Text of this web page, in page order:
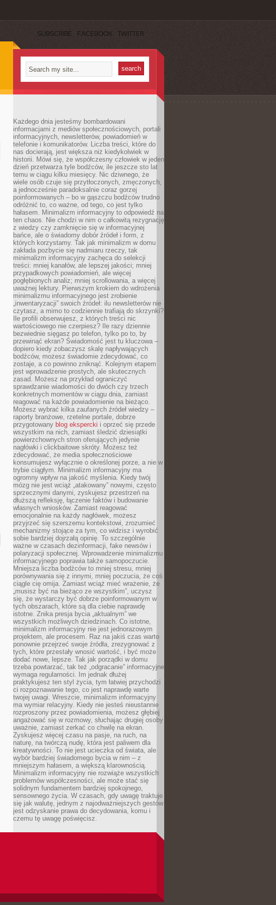
SUBSCRIBE FACEBOOK TWITTER
Każdego dnia jesteśmy bombardowani
informacjami z mediów społecznościowych, portali
informacyjnych, newsletterów, powiadomień w
telefonie i komunikatorów. Liczba treści, które do
nas docierają, jest większa niż kiedykolwiek w
historii. Mówi się, że współczesny człowiek w jeden
dzień przetwarza tyle bodźców, ile jeszcze sto lat
temu w ciągu kilku miesięcy. Nic dziwnego, że
wiele osób czuje się przytłoczonych, zmęczonych,
a jednocześnie paradoksalnie coraz gorzej
poinformowanych – bo w gąszczu bodźców trudno
odróżnić to, co ważne, od tego, co jest tylko
hałasem. Minimalizm informacyjny to odpowiedź na
ten chaos. Nie chodzi w nim o całkowitą rezygnację
z wiedzy czy zamknięcie się w informacyjnej
bańce, ale o świadomy dobór źródeł i form, z
których korzystamy. Tak jak minimalizm w domu
zakłada pozbycie się nadmiaru rzeczy, tak
minimalizm informacyjny zachęca do selekcji
treści: mniej kanałów, ale lepszej jakości; mniej
przypadkowych powiadomień, ale więcej
pogłębionych analiz; mniej scrollowania, a więcej
uważnej lektury. Pierwszym krokiem do wdrożenia
minimalizmu informacyjnego jest zrobienie
„inwentaryzacji” swoich źródeł: ilu newsletterów nie
czytasz, a mimo to codziennie trafiają do skrzynki?
Ile profili obserwujesz, z których treści nic
wartościowego nie czerpiesz? Ile razy dziennie
bezwiednie sięgasz po telefon, tylko po to, by
przewinąć ekran? Świadomość jest tu kluczowa –
dopiero kiedy zobaczysz skalę napływających
bodźców, możesz świadomie zdecydować, co
zostaje, a co powinno zniknąć. Kolejnym etapem
jest wprowadzenie prostych, ale skutecznych
zasad. Możesz na przykład ograniczyć
sprawdzanie wiadomości do dwóch czy trzech
konkretnych momentów w ciągu dnia, zamiast
reagować na każde powiadomienie na bieżąco.
Możesz wybrać kilka zaufanych źródeł wiedzy –
raporty branżowe, rzetelne portale, dobrze
przygotowany blog ekspercki i oprzeć się przede
wszystkim na nich, zamiast śledzić dziesiątki
powierzchownych stron oferujących jedynie
nagłówki i clickbaitowe skróty. Możesz też
zdecydować, że media społecznościowe
konsumujesz wyłącznie o określonej porze, a nie w
trybie ciągłym. Minimalizm informacyjny ma
ogromny wpływ na jakość myślenia. Kiedy twój
mózg nie jest wciąż „atakowany” nowymi, często
sprzecznymi danymi, zyskujesz przestrzeń na
dłuższą refleksję, łączenie faktów i budowanie
własnych wniosków. Zamiast reagować
emocjonalnie na każdy nagłówek, możesz
przyjrzeć się szerszemu kontekstowi, zrozumieć
mechanizmy stojące za tym, co widzisz i wyrobić
sobie bardziej dojrzałą opinię. To szczególnie
ważne w czasach dezinformacji, fake newsów i
polaryzacji społecznej. Wprowadzenie minimalizmu
informacyjnego poprawia także samopoczucie.
Mniejsza liczba bodźców to mniej stresu, mniej
porównywania się z innymi, mniej poczucia, że coś
ciągle cię omija. Zamiast wciąż mieć wrażenie, że
„musisz być na bieżąco ze wszystkim”, uczysz
się, że wystarczy być dobrze poinformowanym w
tych obszarach, które są dla ciebie naprawdę
istotne. Znika presja bycia „aktualnym” we
wszystkich możliwych dziedzinach. Co istotne,
minimalizm informacyjny nie jest jednorazowym
projektem, ale procesem. Raz na jakiś czas warto
ponownie przejrzeć swoje źródła, zrezygnować z
tych, które przestały wnosić wartość, i być może
dodać nowe, lepsze. Tak jak porządki w domu
trzeba powtarzać, tak też „odgracanie” informacyjne
wymaga regularności. Im jednak dłużej
praktykujesz ten styl życia, tym łatwiej przychodzi
ci rozpoznawanie tego, co jest naprawdę warte
twojej uwagi. Wreszcie, minimalizm informacyjny
ma wymiar relacyjny. Kiedy nie jesteś nieustannie
rozproszony przez powiadomienia, możesz głębiej
angażować się w rozmowy, słuchając drugiej osoby
uważnie, zamiast zerkać co chwilę na ekran.
Zyskujesz więcej czasu na pasje, na ruch, na
naturę, na twórczą nudę, która jest paliwem dla
kreatywności. To nie jest ucieczka od świata, ale
wybór bardziej świadomego bycia w nim – z
mniejszym hałasem, a większą klarownością.
Minimalizm informacyjny nie rozwiąże wszystkich
problemów współczesności, ale może stać się
solidnym fundamentem bardziej spokojnego,
sensownego życia. W czasach, gdy uwagę traktuje
się jak walutę, jednym z najodważniejszych gestów
jest odzyskanie prawa do decydowania, komu i
czemu tę uwagę poświęcisz.